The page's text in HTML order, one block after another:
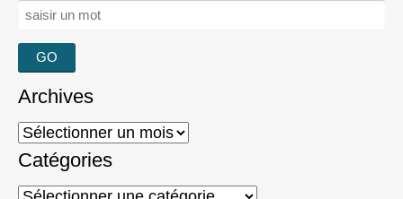
Rechercher :
Archives
Archives
Catégories
Catégories